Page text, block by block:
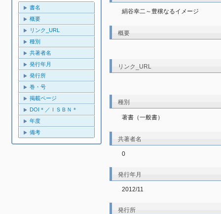
書名
概要
リンク_URL
種別
共著者名
発行年月
発行所
巻・号
掲載ページ
DOI＊／ＩＳＢＮ＊
年度
備考
絹谷幸二～豊穣なるイメージ
概要
リンク_URL
種別
著書（一般書）
共著者名
0
発行年月
2012/11
発行所